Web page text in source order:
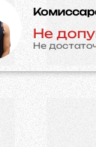
Не
Не